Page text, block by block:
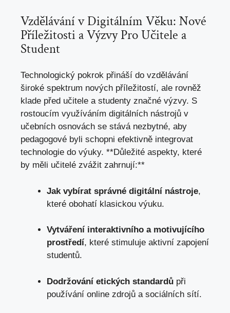
Vzdělávání v Digitálním Věku: Nové
‍Příležitosti a ‌Výzvy Pro ⁣Učitele ⁣a
Student
Technologický​ pokrok ⁢přináší do vzdělávání
široké⁤ spektrum nových příležitostí, ‍ale rovněž
klade před učitele a studenty značné výzvy. S
rostoucím ​využíváním digitálních​ nástrojů v
učebních osnovách se stává nezbytné, aby ​
pedagogové byli schopni efektivně integrovat ​
technologie do výuky. ​**Důležité aspekty, které
by měli ⁤učitelé zvážit zahrnují:**
Jak vybírat správné digitální nástroje,
které obohatí klasickou⁣ výuku.
Vytváření interaktivního a motivujícího
prostředí,⁤ které stimuluje⁣ aktivní zapojení
studentů.
Dodržování etických standardů při
používání online ‍zdrojů a‌ sociálních sítí.